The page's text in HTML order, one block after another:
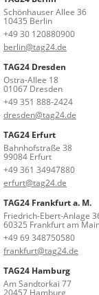
Schönhauser Allee 36
10435 Berlin
+49 30 120880900
berlin@tag24.de
TAG24 Dresden
Ostra-Allee 18
01067 Dresden
+49 351 888-2424
dresden@tag24.de
TAG24 Erfurt
Bahnhofstraße 38
99084 Erfurt
+49 361 34947880
erfurt@tag24.de
TAG24 Frankfurt a. M.
Friedrich-Ebert-Anlage
60325 Frankfurt am
+49 69 348750580
frankfurt@tag24.de
TAG24 Hamburg
Am Sandtorkai 77
20457 Hamburg